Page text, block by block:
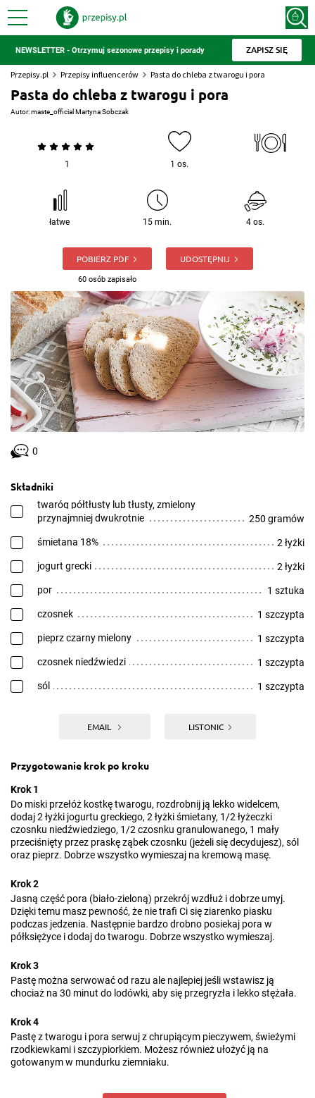
NEWSLETTER - Otrzymuj sezonowe przepisy i porady ZAPISZ SIĘ
Przepisy.pl Przepisy influencerów Pasta do chleba z twarogu i pora
Pasta do chleba z twarogu i pora
Autor:maste_official Martyna Sobczak
1 1 os.
łatwe 15 min. 4 os.
POBIERZ PDF
60 osób zapisało
UDOSTĘPNIJ
0
Składniki
twaróg półtłusty lub tłusty, zmielony
przynajmniej dwukrotnie
250 gramów
śmietana 18% 2 łyżki
jogurt grecki 2 łyżki
por 1 sztuka
czosnek 1 szczypta
pieprz czarny mielony 1 szczypta
czosnek niedźwiedzi 1 szczypta
sól 1 szczypta
EMAIL LISTONIC
Przygotowanie krok po kroku
Krok 1
Do miski przełóż kostkę twarogu, rozdrobnij ją lekko widelcem,
dodaj 2 łyżki jogurtu greckiego, 2 łyżki śmietany, 1/2 łyżeczki
czosnku niedźwiedziego, 1/2 czosnku granulowanego, 1 mały
przeciśnięty przez praskę ząbek czosnku (jeżeli się decydujesz), sól
oraz pieprz. Dobrze wszystko wymieszaj na kremową masę.
Krok 2
Jasną część pora (biało-zieloną) przekrój wzdłuż i dobrze umyj.
Dzięki temu masz pewność, że nie trafi Ci się ziarenko piasku
podczas jedzenia. Następnie bardzo drobno posiekaj pora w
półksiężyce i dodaj do twarogu. Dobrze wszystko wymieszaj.
Krok 3
Pastę można serwować od razu ale najlepiej jeśli wstawisz ją
chociaż na 30 minut do lodówki, aby się przegryzła i lekko stężała.
Krok 4
Pastę z twarogu i pora serwuj z chrupiącym pieczywem, świeżymi
rzodkiewkami i szczypiorkiem. Możesz również ułożyć ją na
gotowanym w mundurku ziemniaku.